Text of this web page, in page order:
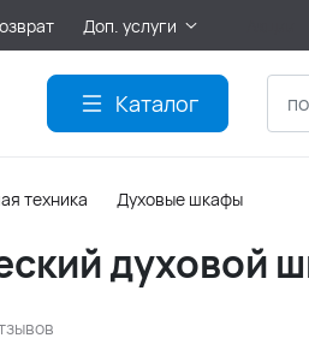
Доп. услуги
Каталог
техника Духовые шкафы
духовой